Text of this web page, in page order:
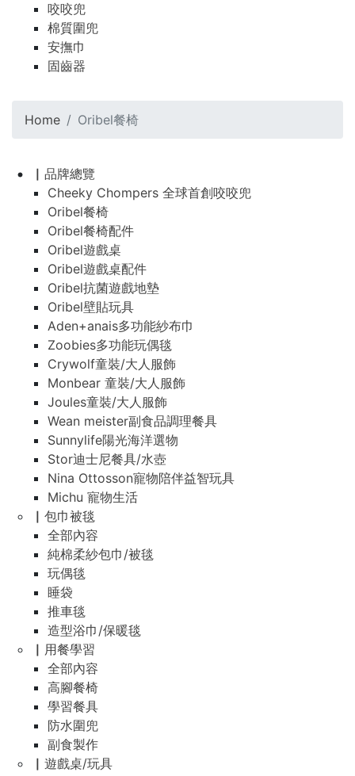
咬咬兜
棉質圍兜
安撫巾
固齒器
Home Oribel餐椅
▏品牌總覽
Cheeky Chompers 全球首創咬咬兜
Oribel餐椅
Oribel餐椅配件
Oribel遊戲桌
Oribel遊戲桌配件
Oribel抗菌遊戲地墊
Oribel壁貼玩具
Aden+anais多功能紗布巾
Zoobies多功能玩偶毯
Crywolf童裝/大人服飾
Monbear 童裝/大人服飾
Joules童裝/大人服飾
Wean meister副食品調理餐具
Sunnylife陽光海洋選物
Stor迪士尼餐具/水壺
Nina Ottosson寵物陪伴益智玩具
Michu 寵物生活
▏包巾被毯
全部內容
純棉柔紗包巾/被毯
玩偶毯
睡袋
推車毯
造型浴巾/保暖毯
▏用餐學習
全部內容
高腳餐椅
學習餐具
防水圍兜
副食製作
▏遊戲桌/玩具